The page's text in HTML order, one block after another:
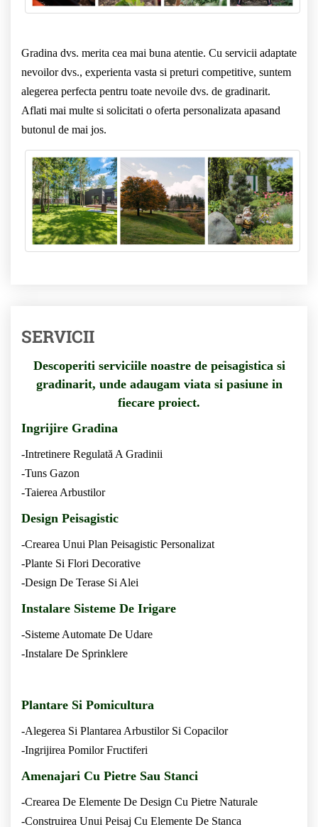
Gradina dvs. merita cea mai buna atentie. Cu servicii adaptate
nevoilor dvs., experienta vasta si preturi competitive, suntem
alegerea perfecta pentru toate nevoile dvs. de gradinarit.
Aflati mai multe si solicitati o oferta personalizata apasand
butonul de mai jos.
SERVICII
Descoperiti serviciile noastre de peisagistica si
gradinarit, unde adaugam viata si pasiune in
fiecare proiect.
Ingrijire Gradina
-Intretinere Regulată A Gradinii
-Tuns Gazon
-Taierea Arbustilor
Design Peisagistic
-Crearea Unui Plan Peisagistic Personalizat
-Plante Si Flori Decorative
-Design De Terase Si Alei
Instalare Sisteme De Irigare
-Sisteme Automate De Udare
-Instalare De Sprinklere
Plantare Si Pomicultura
-Alegerea Si Plantarea Arbustilor Si Copacilor
-Ingrijirea Pomilor Fructiferi
Amenajari Cu Pietre Sau Stanci
-Crearea De Elemente De Design Cu Pietre Naturale
-Construirea Unui Peisaj Cu Elemente De Stanca